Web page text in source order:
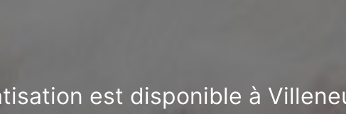
est disponible à